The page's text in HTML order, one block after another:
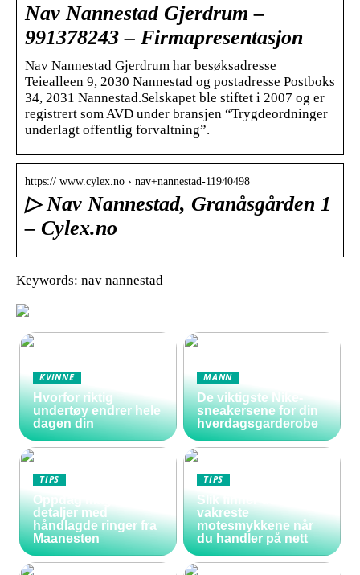
Nav Nannestad Gjerdrum –
991378243 – Firmapresentasjon
Nav Nannestad Gjerdrum har besøksadresse
Teiealleen 9, 2030 Nannestad og postadresse Postboks
34, 2031 Nannestad.Selskapet ble stiftet i 2007 og er
registrert som AVD under bransjen “Trygdeordninger
underlagt offentlig forvaltning”.
https:// www.cylex.no › nav+nannestad-11940498
▷ Nav Nannestad, Granåsgården 1
– Cylex.no
Keywords: nav nannestad
KVINNE
Hvorfor riktig
undertøy endrer hele
dagen din
MANN
De viktigste Nike-
sneakersene for din
hverdagsgarderobe
TIPS
Oppdag magiske
detaljer med
håndlagde ringer fra
Maanesten
TIPS
Slik finner du de
vakreste
motesmykkene når
du handler på nett